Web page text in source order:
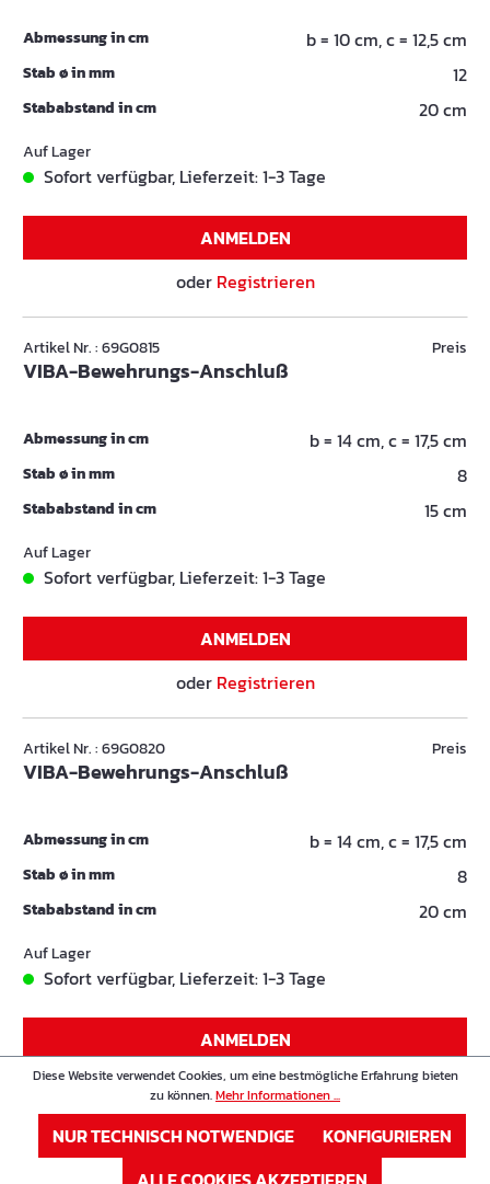
Abmessung in cm b = 10 cm, c = 12,5 cm
Stab ø in mm 12
Stababstand in cm 20 cm
Auf Lager
Sofort verfügbar, Lieferzeit: 1-3 Tage
ANMELDEN
oder Registrieren
Artikel Nr. : 69G0815
VIBA-Bewehrungs-Anschluß
Preis
Abmessung in cm b = 14 cm, c = 17,5 cm
Stab ø in mm 8
Stababstand in cm 15 cm
Auf Lager
Sofort verfügbar, Lieferzeit: 1-3 Tage
ANMELDEN
oder Registrieren
Artikel Nr. : 69G0820
VIBA-Bewehrungs-Anschluß
Preis
Abmessung in cm b = 14 cm, c = 17,5 cm
Stab ø in mm 8
Stababstand in cm 20 cm
Auf Lager
Sofort verfügbar, Lieferzeit: 1-3 Tage
ANMELDEN
oderRegistrieren
Artikel Nr. : 69G1015
VIBA-Bewehrungs-Anschluß
Preis
Diese Website verwendet Cookies, um eine bestmögliche Erfahrung bieten
zu können.Mehr Informationen ...
NUR TECHNISCH NOTWENDIGE
KONFIGURIEREN